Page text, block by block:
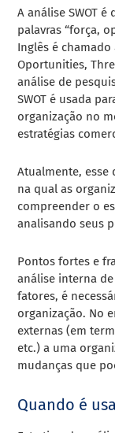
A análise SWOT
palavras “força,
Inglês é chamado
Oportunities,
análise de
SWOT é usada
organização no
estratégias
Atualmente,
na qual as
compreender o
analisando seus
Pontos fortes e
análise interna
fatores, é
organização. No
externas (em
etc.) a uma
mudanças que
Quando é